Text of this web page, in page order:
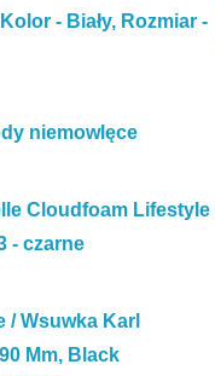
- Biały, Rozmiar -
niemowlęce
Cloudfoam Lifestyle
- czarne
/ Wsuwka Karl
Mm, Black